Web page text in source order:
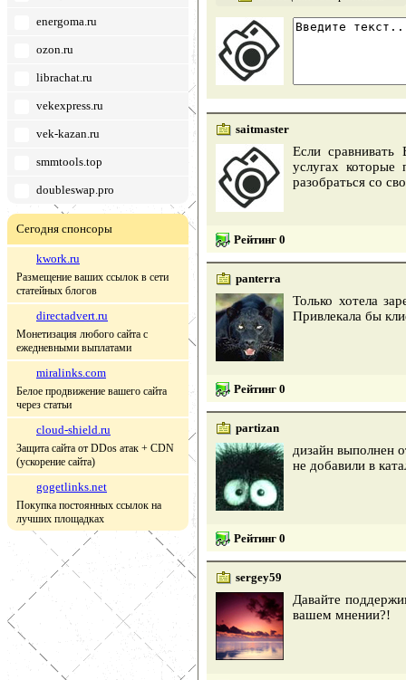
energoma.ru
ozon.ru
librachat.ru
vekexpress.ru
vek-kazan.ru
smmtools.top
doubleswap.pro
Сегодня спонсоры
kwork.ru
Размещение ваших ссылок в сети
статейных блогов
directadvert.ru
Монетизация любого сайта с
ежедневными выплатами
miralinks.com
Белое продвижение вашего сайта
через статьи
cloud-shield.ru
Защита сайта от DDos атак + CDN
(ускорение сайта)
gogetlinks.net
Покупка постоянных ссылок на
лучших площадках
saitmaster
Если
услугах которые
разобраться со
Рейтинг 0
panterra
Только хотела
Привлекала бы
Рейтинг 0
partizan
дизайн выполнен
не добавили в
Рейтинг 0
sergey59
Давайте
вашем мнении?!